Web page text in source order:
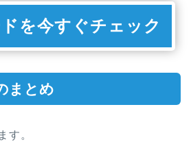
を今すぐチェック
まとめ
す。